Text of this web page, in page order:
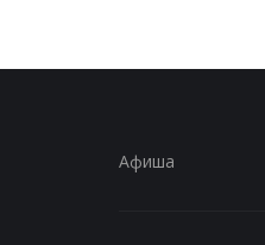
Афиша